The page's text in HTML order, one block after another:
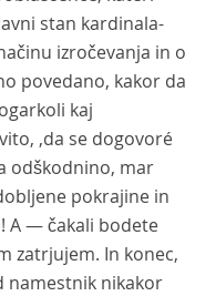
stan kardinala-
izročevanja in o
povedano, kakor da
kaj
‚da se dogovoré
odškodnino, mar
pokrajine in
A — čakali bodete
zatrjujem. In konec,
namestnik nikakor